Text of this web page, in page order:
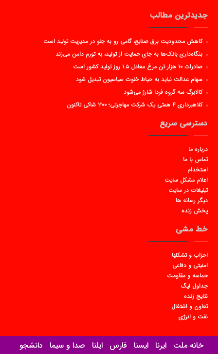
جدیدترین مطالب
کاهش محدودیت برق صنایع، گامی رو به جلو در مدیریت تولید است
بنگاه‌داری بانک‌ها به جای حمایت از تولید، به تورم دامن می‌زند
صادرات ۱۰ هزار تن مرغ معادل ۱.۵ روز تولید کشور است
سهام عدالت نباید به حیاط خلوت سیاسیون تبدیل شود
کالابرگ سه گروه فردا شارژ می‌شود
کلاهبرداری ۴ همتی یک شرکت مهاجرتی؛ ۳۰۰ شاکی تاکنون
دسترسی سریع
درباره ما
تماس با ما
استخدام
اعلام مشکل سایت
تبلیغات در سایت
دیگر رسانه ها
پخش زنده
خط مشی
احزاب و تشکلها
امنیتی و دفاعی
حماسه و مقاومت
جداول لیگ
نتایج زنده
تعاون و اشتغال
نفت و انرژی
خانه ملت ایرنا ایسنا فارس ایلنا صدا و سیما دانشجو